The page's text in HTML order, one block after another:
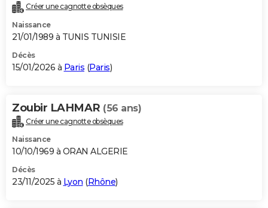
Créer une cagnotte obsèques
Naissance
21/01/1989 à TUNIS TUNISIE
Décès
15/01/2026 à Paris (Paris)
Zoubir LAHMAR (56 ans)
Créer une cagnotte obsèques
Naissance
10/10/1969 à ORAN ALGERIE
Décès
23/11/2025 à Lyon (Rhône)